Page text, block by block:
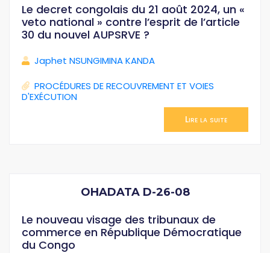
Le decret congolais du 21 août 2024, un «
veto national » contre l’esprit de l’article
30 du nouvel AUPSRVE ?
Japhet NSUNGIMINA KANDA
PROCÉDURES DE RECOUVREMENT ET VOIES
D'EXÉCUTION
Lire la suite
OHADATA D-26-08
Le nouveau visage des tribunaux de
commerce en République Démocratique
du Congo